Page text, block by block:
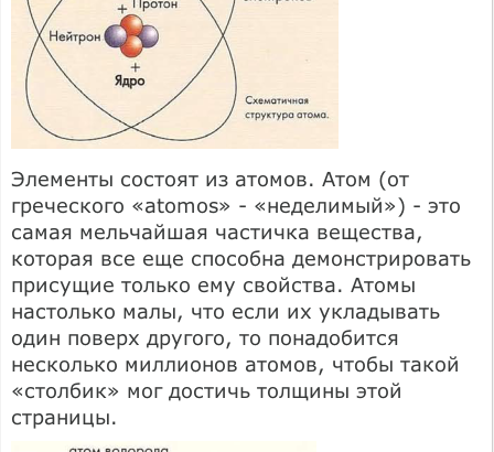
Элементы состоят из атомов. Атом (от
греческого «atomos» - «неделимый») - это
самая мельчайшая частичка вещества,
которая все еще способна демонстрировать
присущие только ему свойства. Атомы
настолько малы, что если их укладывать
один поверх другого, то понадобится
несколько миллионов атомов, чтобы такой
«столбик» мог достичь толщины этой
страницы.